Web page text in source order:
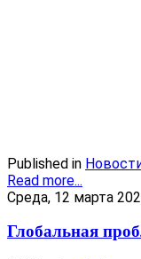
Published in
Read more...
Среда, 12 марта
Глобальная